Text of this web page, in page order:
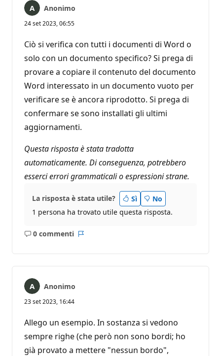
Anonimo
24 set 2023, 06:55
Ciò si verifica con tutti i documenti di Word o
solo con un documento specifico? Si prega di
provare a copiare il contenuto del documento
Word interessato in un documento vuoto per
verificare se è ancora riprodotto. Si prega di
confermare se sono installati gli ultimi
aggiornamenti.
Questa risposta è stata tradotta
automaticamente. Di conseguenza, potrebbero
esserci errori grammaticali o espressioni strane.
La risposta è stata utile? Sì
No
1 persona ha trovato utile questa risposta.
0 commenti
Nessun
Anonimo
23 set 2023, 16:44
Allego un esempio. In sostanza si vedono
sempre righe (che però non sono bordi; ho
già provato a mettere "nessun bordo",